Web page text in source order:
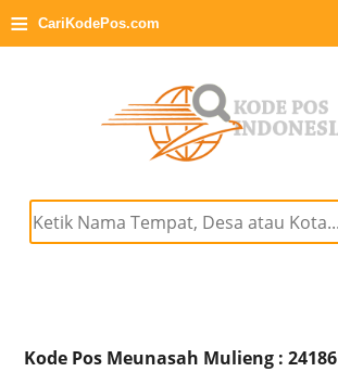
≡ CariKodePos.com
Kode Pos Meunasah Mulieng : 24186